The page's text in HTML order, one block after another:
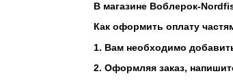
В магазине Воблерок-
Как оформить оплату
1. Вам необходимо
2. Оформляя заказ,